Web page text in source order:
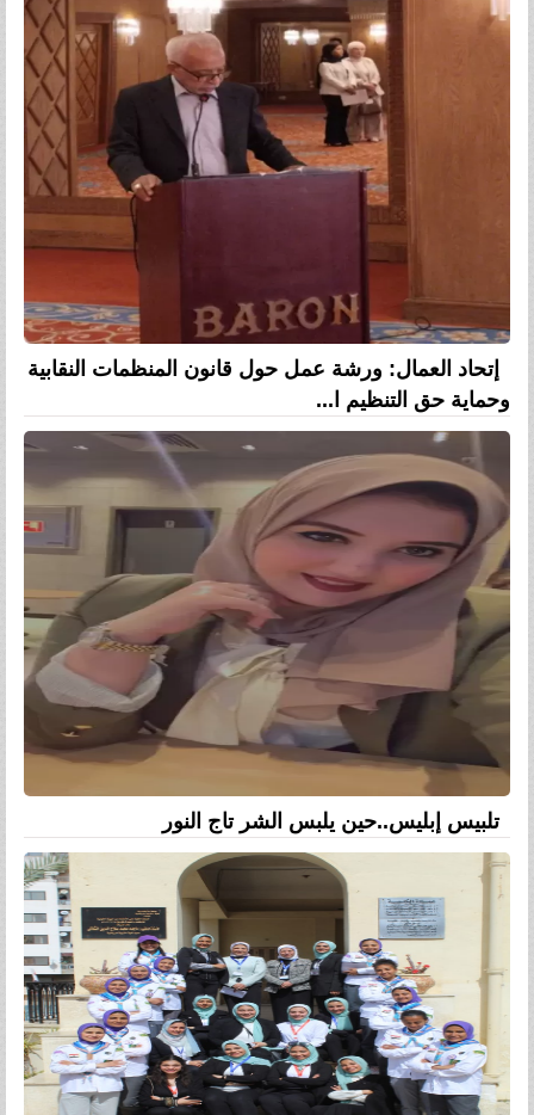
إتحاد العمال: ورشة عمل حول قانون المنظمات النقابية
وحماية حق التنظيم ا...
تلبيس إبليس..حين يلبس الشر تاج النور